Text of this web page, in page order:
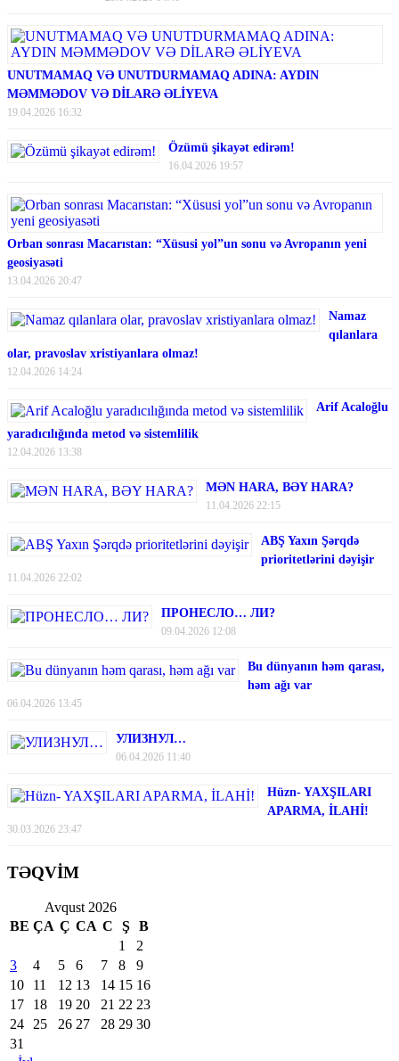
UNUTMAMAQ VƏ UNUTDURMAMAQ ADINA: AYDIN
MƏMMƏDOV VƏ DİLARƏ ƏLİYEVA
19.04.2026 16:32
Özümü şikayət edirəm!
16.04.2026 19:57
Orban sonrası Macarıstan: “Xüsusi yol”un sonu və Avropanın yeni
geosiyasəti
13.04.2026 20:47
Namaz
qılanlara
olar, pravoslav xristiyanlara olmaz!
12.04.2026 14:24
Arif Acaloğlu
yaradıcılığında metod və sistemlilik
12.04.2026 13:38
MƏN HARA, BƏY HARA?
11.04.2026 22:15
ABŞ Yaxın Şərqdə
prioritetlərini dəyişir
11.04.2026 22:02
ПРОНЕСЛО… ЛИ?
09.04.2026 12:08
Bu dünyanın həm qarası,
həm ağı var
06.04.2026 13:45
УЛИЗНУЛ…
06.04.2026 11:40
Hüzn- YAXŞILARI
APARMA, İLAHİ!
30.03.2026 23:47
TƏQVİM
Avqust 2026
BE ÇA Ç CA C Ş
B
1
2
3
4 5 6 7 8
9
10
11 12 13 14 15 16
17
18 19 20 21 22 23
24
25 26 27 28 29 30
31